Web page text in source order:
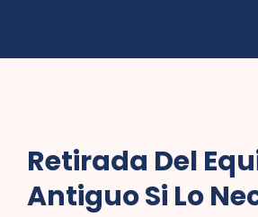
Retirada Del
Antiguo Si Lo